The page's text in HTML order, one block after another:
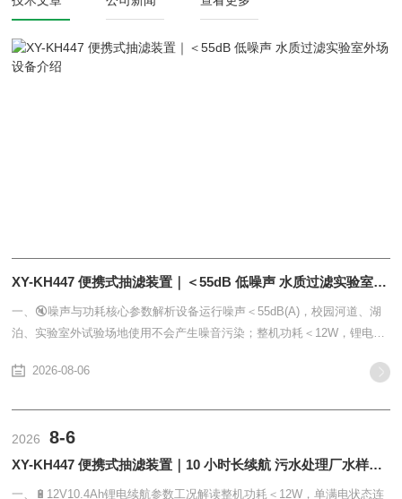
XY-KH447 便携式抽滤装置｜＜55dB 低噪声 水质过滤实验室外场设备介绍
一、🔇噪声与功耗核心参数解析设备运行噪声＜55dB(A)，校园河道、湖
泊、实验室外试验场地使用不会产生噪音污染；整机功耗＜12W，锂电池
2026-08-06
2026 8-6
XY-KH447 便携式抽滤装置｜10 小时长续航 污水处理厂水样现场前处理方案
一、🔋12V10.4Ah锂电续航参数工况解读整机功耗＜12W，单满电状态连